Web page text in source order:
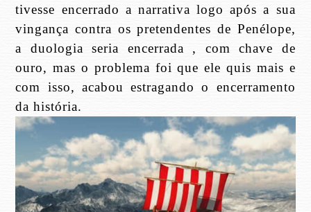
tivesse encerrado a narrativa logo após a sua
vingança contra os pretendentes de Penélope,
a duologia seria encerrada , com chave de
ouro, mas o problema foi que ele quis mais e
com isso, acabou estragando o encerramento
da história.